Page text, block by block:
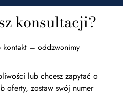
konsultacji?
kontakt – oddzwonimy
lub chcesz zapytać o
oferty, zostaw swój numer